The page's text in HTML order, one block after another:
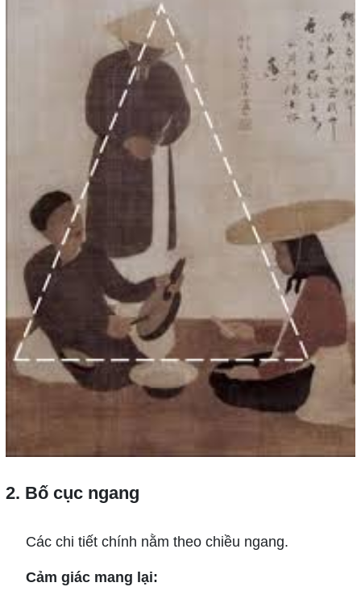
2. Bố cục ngang
Các chi tiết chính nằm theo chiều ngang.
Cảm giác mang lại: